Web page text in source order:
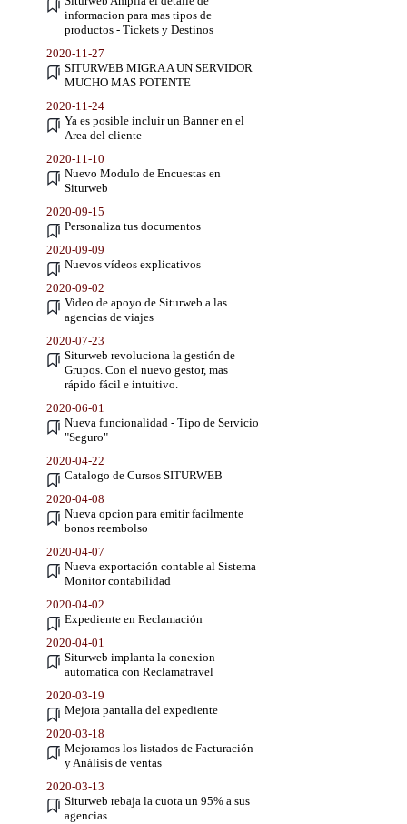
informacion para mas tipos de
productos - Tickets y Destinos
2020-11-27
SITURWEB MIGRA A UN SERVIDOR
MUCHO MAS POTENTE
2020-11-24
Ya es posible incluir un Banner en el
Area del cliente
2020-11-10
Nuevo Modulo de Encuestas en
Siturweb
2020-09-15
Personaliza tus documentos
2020-09-09
Nuevos vídeos explicativos
2020-09-02
Video de apoyo de Siturweb a las
agencias de viajes
2020-07-23
Siturweb revoluciona la gestión de
Grupos. Con el nuevo gestor, mas
rápido fácil e intuitivo.
2020-06-01
Nueva funcionalidad - Tipo de Servicio
"Seguro"
2020-04-22
Catalogo de Cursos SITURWEB
2020-04-08
Nueva opcion para emitir facilmente
bonos reembolso
2020-04-07
Nueva exportación contable al Sistema
Monitor contabilidad
2020-04-02
Expediente en Reclamación
2020-04-01
Siturweb implanta la conexion
automatica con Reclamatravel
2020-03-19
Mejora pantalla del expediente
2020-03-18
Mejoramos los listados de Facturación
y Análisis de ventas
2020-03-13
Siturweb rebaja la cuota un 95% a sus
agencias